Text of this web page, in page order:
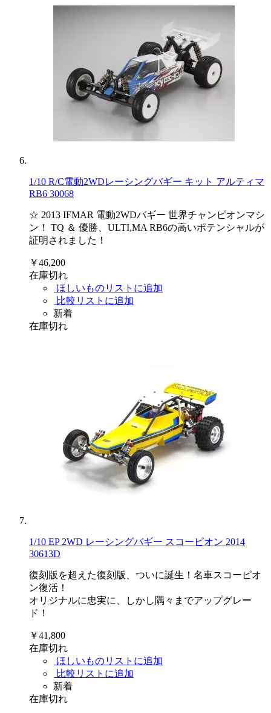
1/10 R/C電動2WDレーシングバギー キット アルティマ
RB6 30068
☆ 2013 IFMAR 電動2WDバギー 世界チャンピオンマシ
ン！ TQ ＆ 優勝、ULTI,MA RB6の高いポテンシャルが
証明されました！
￥46,200
在庫切れ
ほしいものリストに追加
比較リストに追加
新着
在庫切れ
1/10 EP 2WD レーシングバギー スコーピオン 2014
30613D
復刻版を超えた復刻版、ついに誕生！名車スコーピオ
ン復活！
オリジナルに忠実に、しかし隅々までアップグレー
ド！
￥41,800
在庫切れ
ほしいものリストに追加
比較リストに追加
新着
在庫切れ